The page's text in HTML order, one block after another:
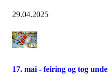
29.04.2025
17. mai - feiring og tog